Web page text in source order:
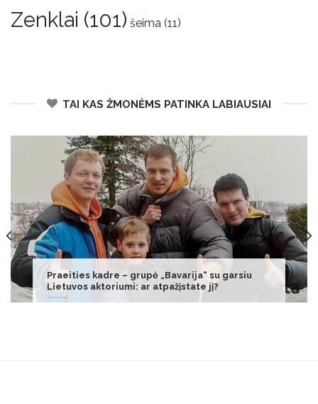
Zenklai (101) šeima (11)
TAI KAS ŽMONĖMS PATINKA LABIAUSIAI
Prezidentūra: Nausėda sprendimą dėl LRT
įstatymo pataisų priims susipažinęs su jų turiniu